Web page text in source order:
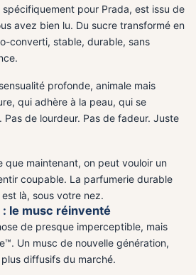
pour Prada, est issu de
avez bien lu. Du sucre transformé en
converti, stable, durable, sans
profonde, animale mais
qui adhère à la peau, qui se
de lourdeur. Pas de fadeur. Juste
que maintenant, on peut vouloir un
coupable. La parfumerie durable
là, sous votre nez.
le musc réinventé
de presque imperceptible, mais
Un musc de nouvelle génération,
diffusifs du marché.